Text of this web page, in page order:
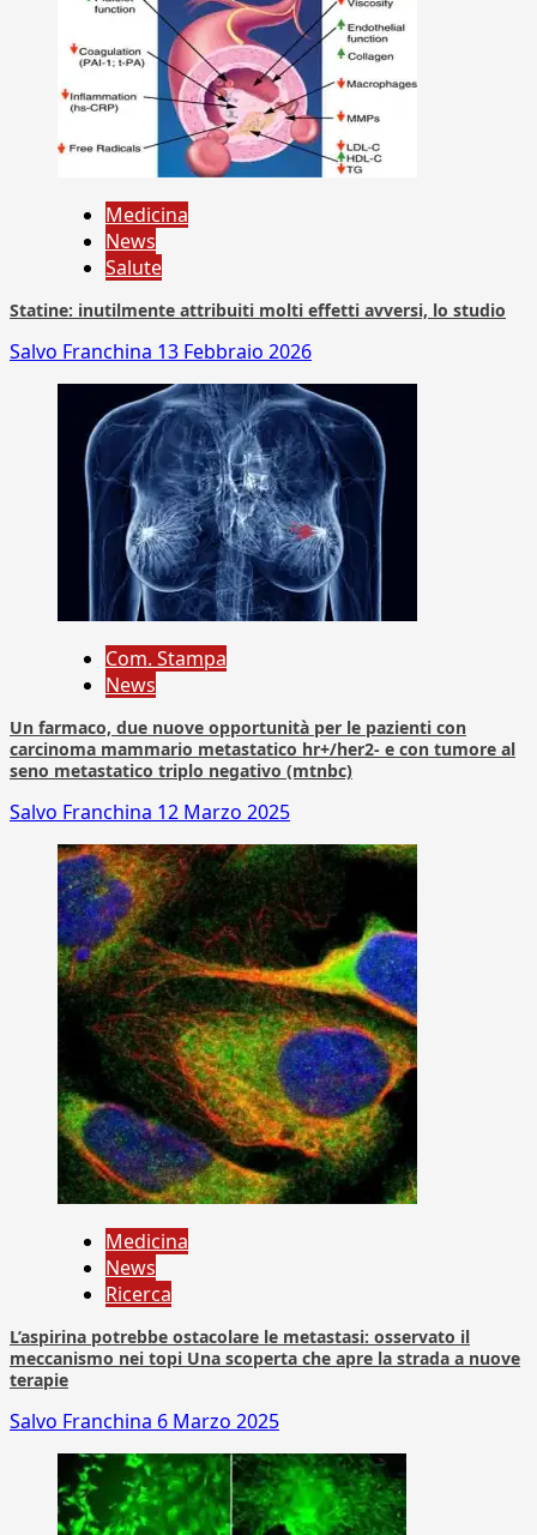
Medicina
News
Salute
Statine: inutilmente attribuiti molti effetti avversi, lo studio
Salvo Franchina 13 Febbraio 2026
Com. Stampa
News
Un farmaco, due nuove opportunità per le pazienti con
carcinoma mammario metastatico hr+/her2- e con tumore al
seno metastatico triplo negativo (mtnbc)
Salvo Franchina 12 Marzo 2025
Medicina
News
Ricerca
L’aspirina potrebbe ostacolare le metastasi: osservato il
meccanismo nei topi Una scoperta che apre la strada a nuove
terapie
Salvo Franchina 6 Marzo 2025